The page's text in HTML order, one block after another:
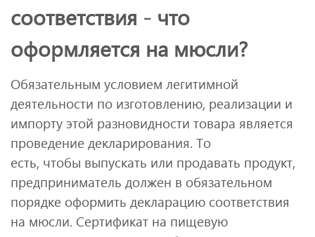
соответствия - что
оформляется на мюсли?
Обязательным условием легитимной
деятельности по изготовлению, реализации и
импорту этой разновидности товара является
проведение декларирования. То
есть, чтобы выпускать или продавать продукт,
предприниматель должен в обязательном
порядке оформить декларацию соответствия
на мюсли. Сертификат на пищевую